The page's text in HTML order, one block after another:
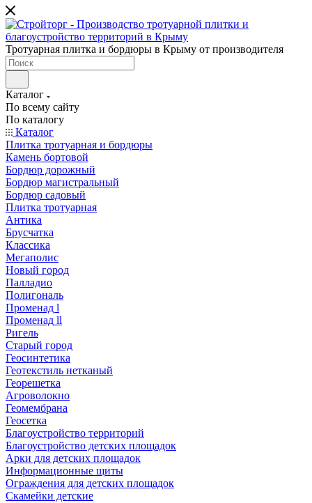
Тротуарная плитка и бордюры в Крыму от производителя
Каталог
По всему сайту
По каталогу
Каталог
Плитка тротуарная и бордюры
Камень бортовой
Бордюр дорожный
Бордюр магистральный
Бордюр садовый
Плитка тротуарная
Антика
Брусчатка
Классика
Мегаполис
Новый город
Палладио
Полигональ
Променад l
Променад ll
Ригель
Старый город
Геосинтетика
Геотекстиль нетканый
Георешетка
Агроволокно
Геомембрана
Геосетка
Благоустройство территорий
Благоустройство детских площадок
Арки для детских площадок
Информационные щиты
Ограждения для детских площадок
Скамейки детские